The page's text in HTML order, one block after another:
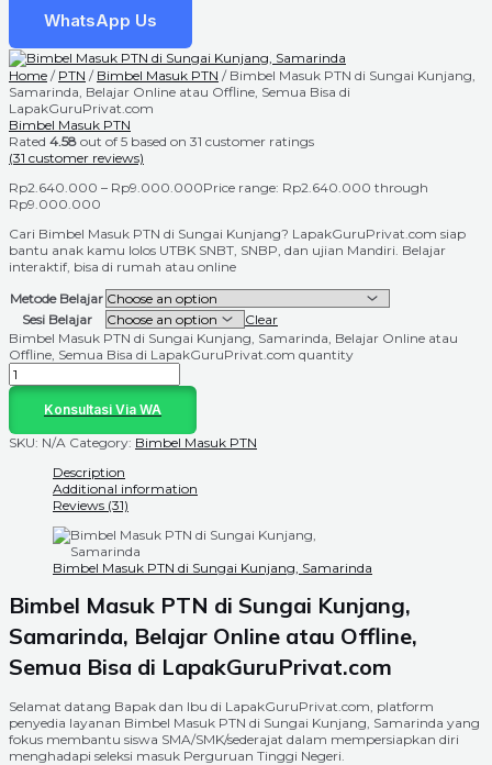
WhatsApp Us
Home / PTN / Bimbel Masuk PTN / Bimbel Masuk PTN di Sungai Kunjang,
Samarinda, Belajar Online atau Offline, Semua Bisa di
LapakGuruPrivat.com
Bimbel Masuk PTN
Rated 4.58 out of 5 based on 31 customer ratings
(31 customer reviews)
Rp2.640.000 – Rp9.000.000Price range: Rp2.640.000 through
Rp9.000.000
Cari Bimbel Masuk PTN di Sungai Kunjang? LapakGuruPrivat.com siap
bantu anak kamu lolos UTBK SNBT, SNBP, dan ujian Mandiri. Belajar
interaktif, bisa di rumah atau online
Metode Belajar
Sesi Belajar
Clear
Bimbel Masuk PTN di Sungai Kunjang, Samarinda, Belajar Online atau
Offline, Semua Bisa di LapakGuruPrivat.com quantity
Konsultasi Via WA
SKU: N/A Category: Bimbel Masuk PTN
Description
Additional information
Reviews (31)
Bimbel Masuk PTN di Sungai Kunjang, Samarinda
Bimbel Masuk PTN di Sungai Kunjang,
Samarinda, Belajar Online atau Offline,
Semua Bisa di LapakGuruPrivat.com
Selamat datang Bapak dan Ibu di LapakGuruPrivat.com, platform
penyedia layanan Bimbel Masuk PTN di Sungai Kunjang, Samarinda yang
fokus membantu siswa SMA/SMK/sederajat dalam mempersiapkan diri
menghadapi seleksi masuk Perguruan Tinggi Negeri.